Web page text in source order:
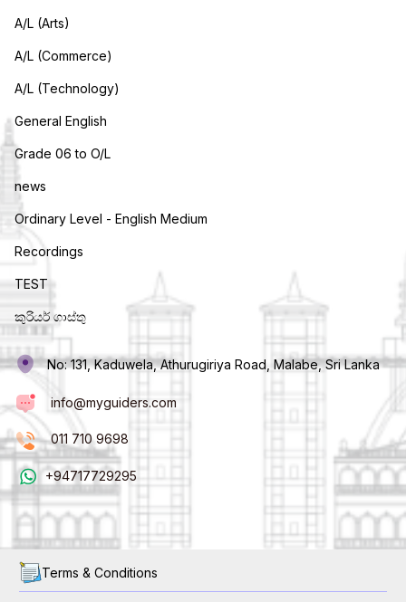
A/L (Arts)
A/L (Commerce)
A/L (Technology)
General English
Grade 06 to O/L
news
Ordinary Level - English Medium
Recordings
TEST
කුරියර් ගාස්තු
No: 131, Kaduwela, Athurugiriya Road, Malabe, Sri Lanka
info@myguiders.com
011 710 9698
+94717729295
Terms & Conditions